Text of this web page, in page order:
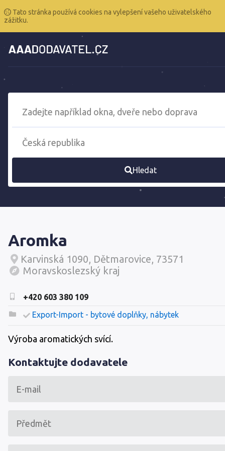
Tato stránka používá cookies na vylepšení vašeho uživatelského
zážitku.
Hledat
Aromka
Karvinská 1090, Dětmarovice, 73571
Moravskoslezský kraj
+420 603 380 109
Export-Import - bytové doplňky, nábytek
Výroba aromatických svící.
Kontaktujte dodavatele